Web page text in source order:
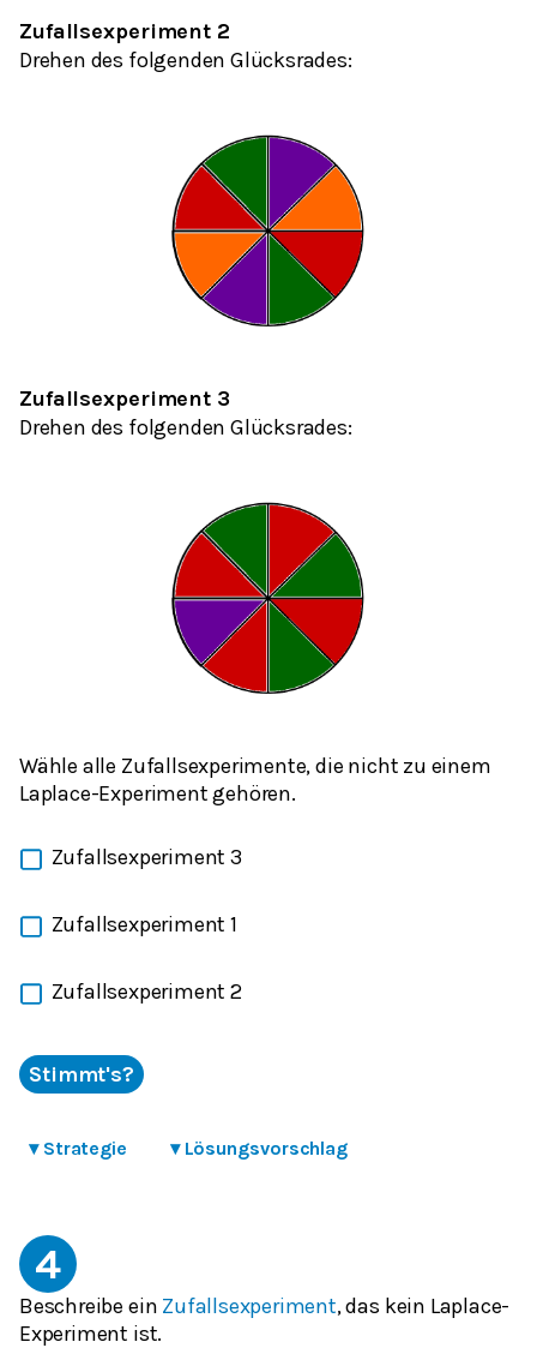
Zufallsexperiment 2
Drehen des folgenden Glücksrades:
Zufallsexperiment 3
Drehen des folgenden Glücksrades:
Wähle alle Zufallsexperimente, die nicht zu einem
Laplace-Experiment gehören.
Zufallsexperiment 3
Zufallsexperiment 1
Zufallsexperiment 2
Stimmt's?
▾ Strategie ▾ Lösungsvorschlag
4
Beschreibe ein Zufallsexperiment, das kein Laplace-
Experiment ist.